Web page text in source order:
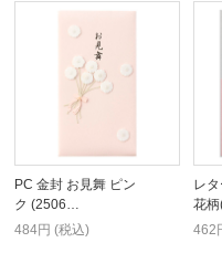
PC 金封 お見舞 ピン
ク (2506…
484円 (税込)
レ
花
462